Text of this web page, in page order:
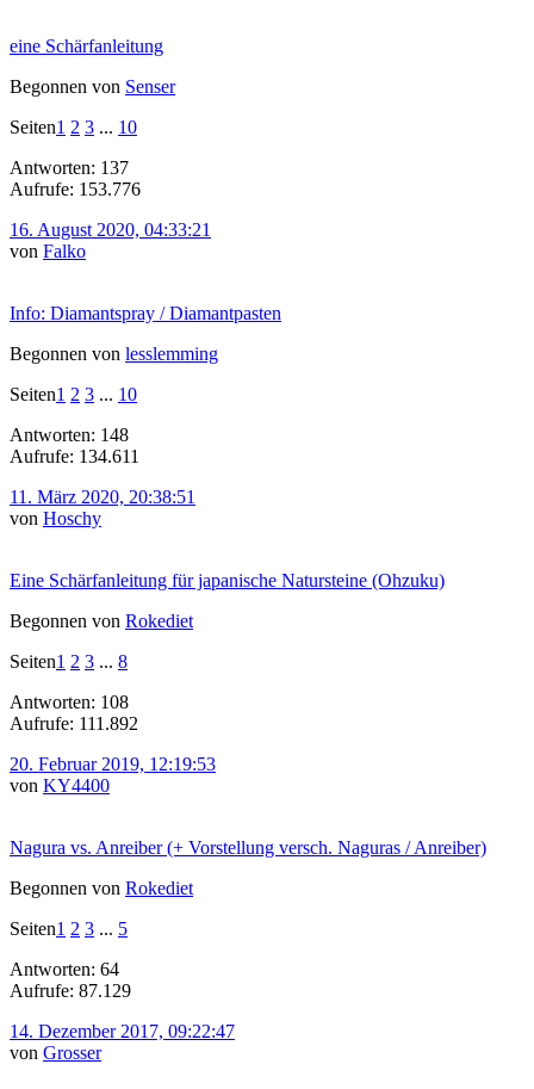
eine Schärfanleitung
Begonnen von Senser
Seiten1 2 3 ... 10
Antworten: 137
Aufrufe: 153.776
16. August 2020, 04:33:21
von Falko
Info: Diamantspray / Diamantpasten
Begonnen von lesslemming
Seiten1 2 3 ... 10
Antworten: 148
Aufrufe: 134.611
11. März 2020, 20:38:51
von Hoschy
Eine Schärfanleitung für japanische Natursteine (Ohzuku)
Begonnen von Rokediet
Seiten1 2 3 ... 8
Antworten: 108
Aufrufe: 111.892
20. Februar 2019, 12:19:53
von KY4400
Nagura vs. Anreiber (+ Vorstellung versch. Naguras / Anreiber)
Begonnen von Rokediet
Seiten1 2 3 ... 5
Antworten: 64
Aufrufe: 87.129
14. Dezember 2017, 09:22:47
von Grosser